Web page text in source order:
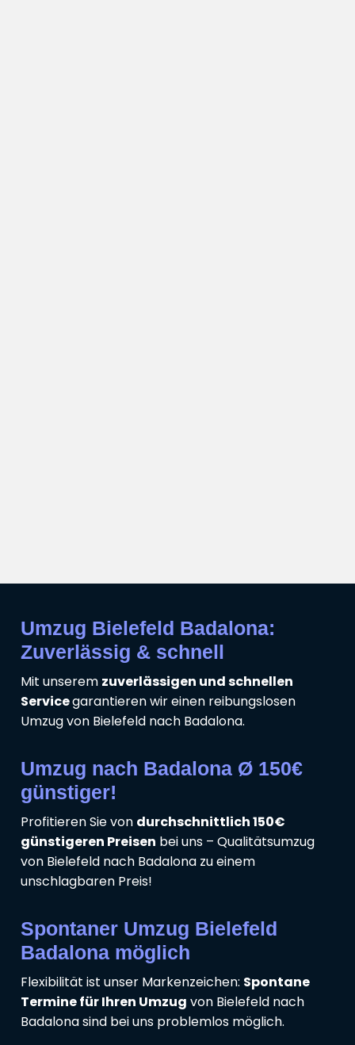
Umzug Bielefeld Badalona:
Zuverlässig & schnell
Mit unserem zuverlässigen und schnellen
Servicegarantieren wir einen reibungslosen
Umzug von Bielefeld nach Badalona.
Umzug nach Badalona Ø 150€
günstiger!
Profitieren Sie von durchschnittlich 150€
günstigeren Preisen bei uns – Qualitätsumzug
von Bielefeld nach Badalona zu einem
unschlagbaren Preis!
Spontaner Umzug Bielefeld
Badalona möglich
Flexibilität ist unser Markenzeichen: Spontane
Termine für Ihren Umzug von Bielefeld nach
Badalona sind bei uns problemlos möglich.